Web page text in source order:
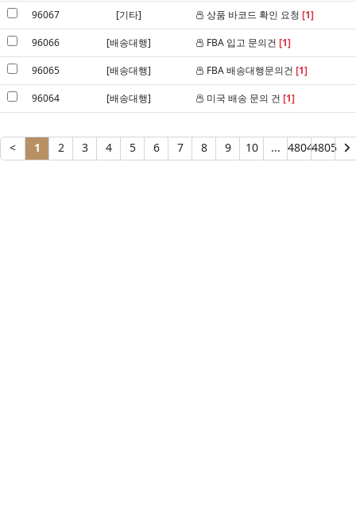
96067 [기타] 상품 바코드 확인 요청 [1]
96066 [배송대행] FBA 입고 문의건 [1]
96065 [배송대행] FBA 배송대행문의건 [1]
96064 [배송대행] 미국 배송 문의 건 [1]
< 1 2 3 4 5 6 7 8 9 10 ... 48044805